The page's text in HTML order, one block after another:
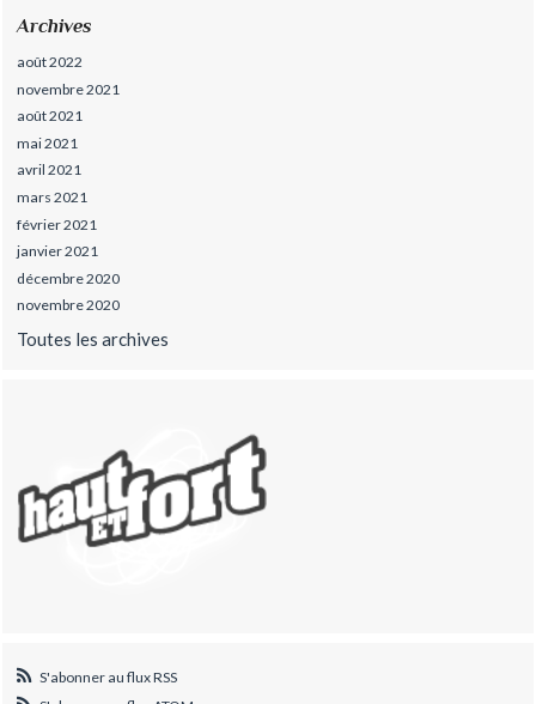
Archives
août 2022
novembre 2021
août 2021
mai 2021
avril 2021
mars 2021
février 2021
janvier 2021
décembre 2020
novembre 2020
Toutes les archives
S'abonner au flux RSS